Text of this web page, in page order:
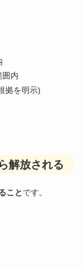
囲内
拠を明示)
解放される
ことです。